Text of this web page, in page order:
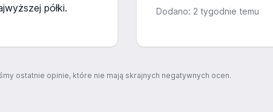
półki.
Dodano: 2 tygodnie temu
ostatnie opinie, które nie mają skrajnych negatywnych ocen.